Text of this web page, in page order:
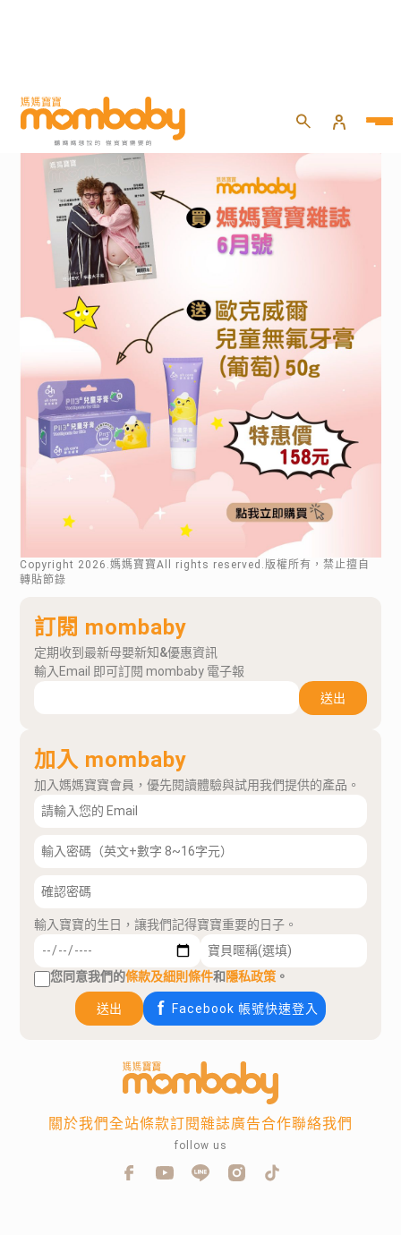
Copyright 2026 .媽媽寶寶All rights reserved.版權所有，禁止擅自
轉貼節錄
訂閱 mombaby
定期收到最新母嬰新知&優惠資訊
輸入Email 即可訂閱 mombaby 電子報
送出
加入 mombaby
加入媽媽寶寶會員，優先閱讀體驗與試用我們提供的產品。
輸入寶寶的生日，讓我們記得寶寶重要的日子。
您同意我們的條款及細則條件和隱私政策 。
送出 Facebook 帳號快速登入
關於我們全站條款訂閱雜誌廣告合作聯絡我們
follow us